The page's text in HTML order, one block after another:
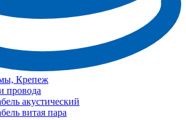
Крепеж
провода
акустический
витая пара